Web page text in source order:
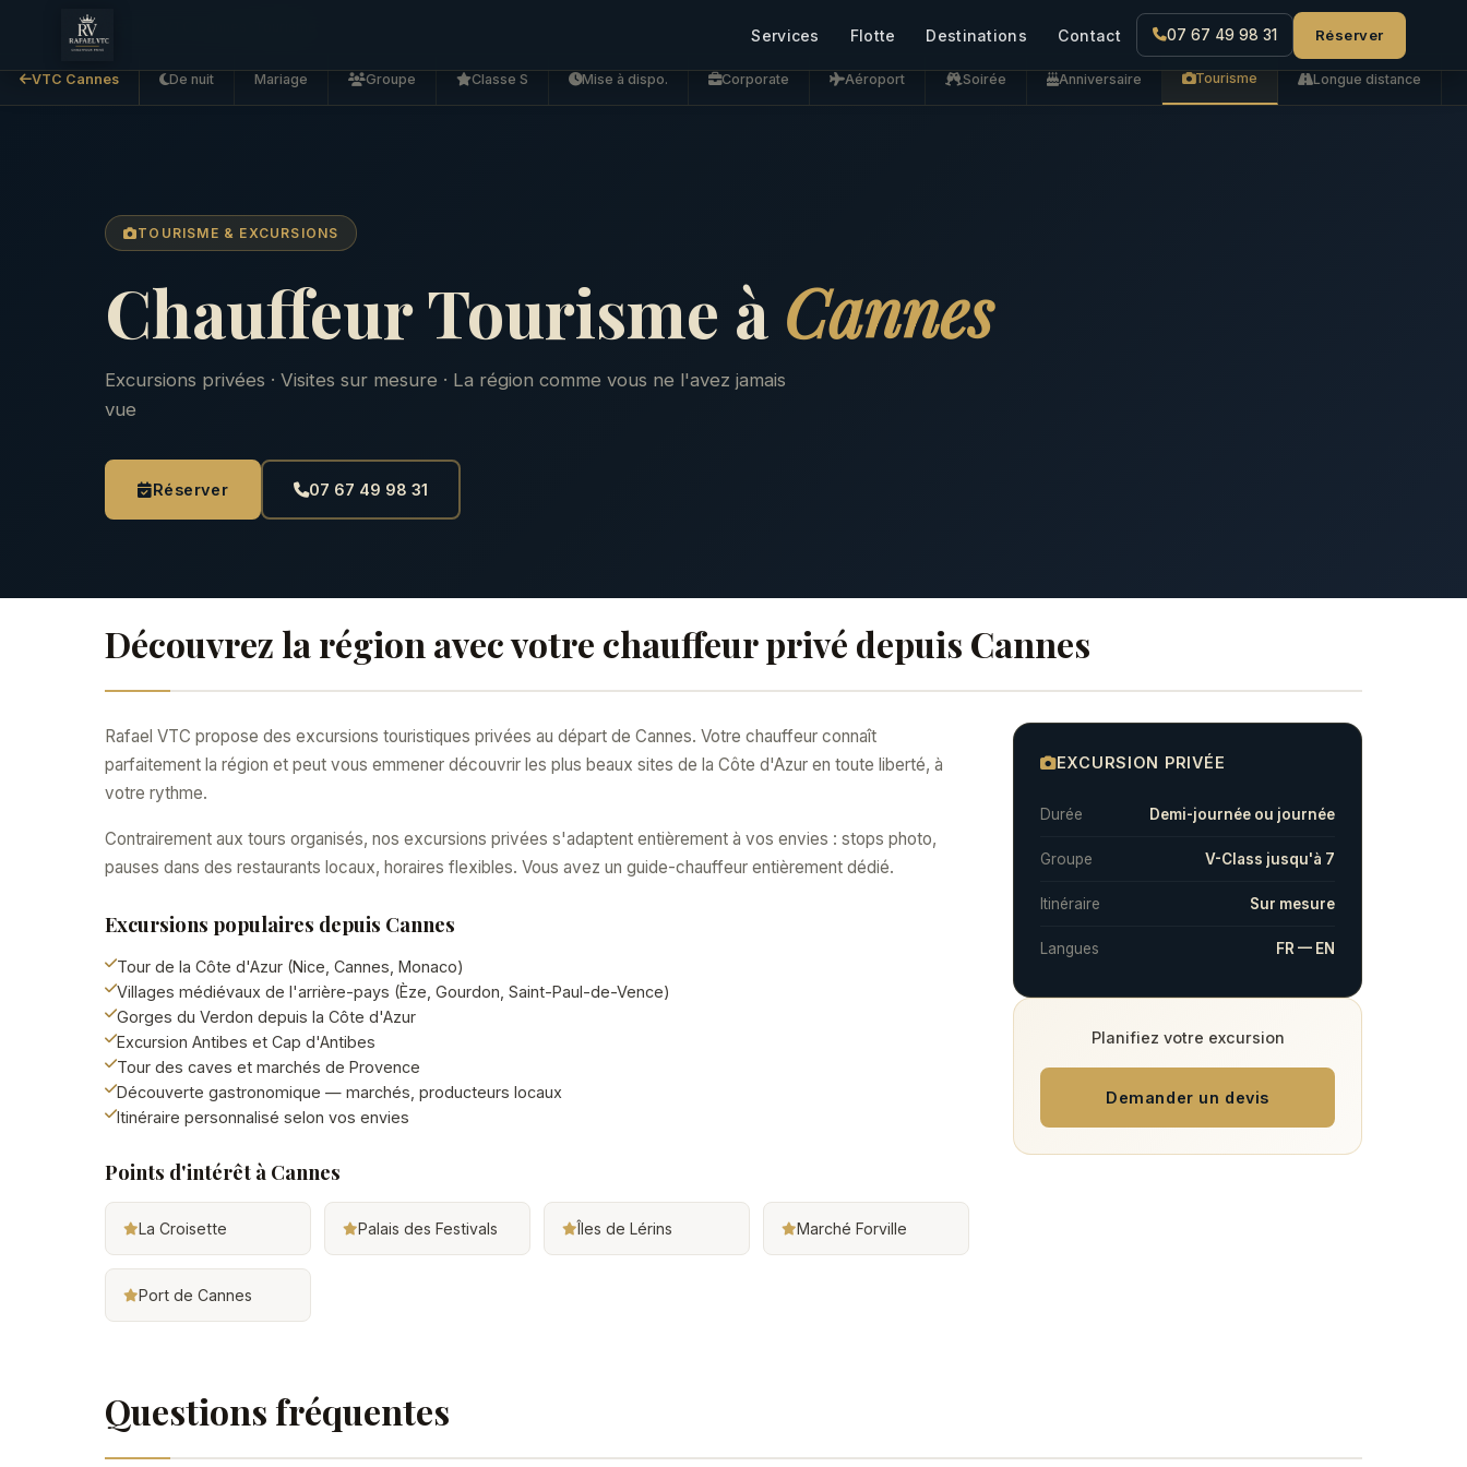
Services Flotte Destinations Contact 07 67 49 98 31 Réserver
VTC Cannes De nuit Mariage Groupe Classe S Mise à dispo. Corporate Aéroport Soirée Anniversaire Tourisme Longue distance
TOURISME & EXCURSIONS
Chauffeur Tourisme à Cannes
Excursions privées · Visites sur mesure · La région comme vous ne l'avez jamais
vue
Réserver 07 67 49 98 31
Découvrez la région avec votre chauffeur privé depuis Cannes
Rafael VTC propose des excursions touristiques privées au départ de Cannes. Votre chauffeur connaît
parfaitement la région et peut vous emmener découvrir les plus beaux sites de la Côte d'Azur en toute liberté, à
votre rythme.
Contrairement aux tours organisés, nos excursions privées s'adaptent entièrement à vos envies : stops photo,
pauses dans des restaurants locaux, horaires flexibles. Vous avez un guide-chauffeur entièrement dédié.
Excursions populaires depuis Cannes
Tour de la Côte d'Azur (Nice, Cannes, Monaco)
Villages médiévaux de l'arrière-pays (Èze, Gourdon, Saint-Paul-de-Vence)
Gorges du Verdon depuis la Côte d'Azur
Excursion Antibes et Cap d'Antibes
Tour des caves et marchés de Provence
Découverte gastronomique — marchés, producteurs locaux
Itinéraire personnalisé selon vos envies
Points d'intérêt à Cannes
La Croisette Palais des Festivals Îles de Lérins Marché Forville
Port de Cannes
EXCURSION PRIVÉE
Durée Demi-journée ou journée
Groupe V-Class jusqu'à 7
Itinéraire Sur mesure
Langues FR — EN
Planifiez votre excursion
Demander un devis
Questions fréquentes